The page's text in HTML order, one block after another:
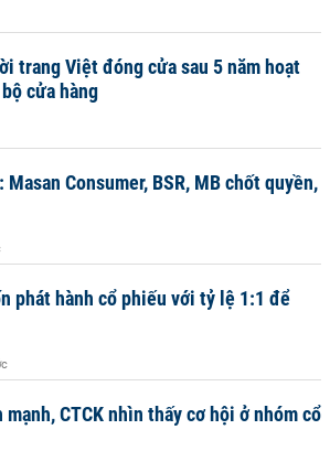
trang Việt đóng cửa sau 5 năm hoạt
cửa hàng
Consumer, BSR, MB chốt quyền,
phát hành cổ phiếu với tỷ lệ 1:1 để
CTCK nhìn thấy cơ hội ở nhóm cổ